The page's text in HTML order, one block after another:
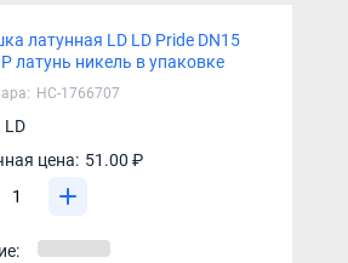
латунная LD LD Pride DN15
латунь никель в упаковке
НС-1766707
LD
цена: 51.00 ₽